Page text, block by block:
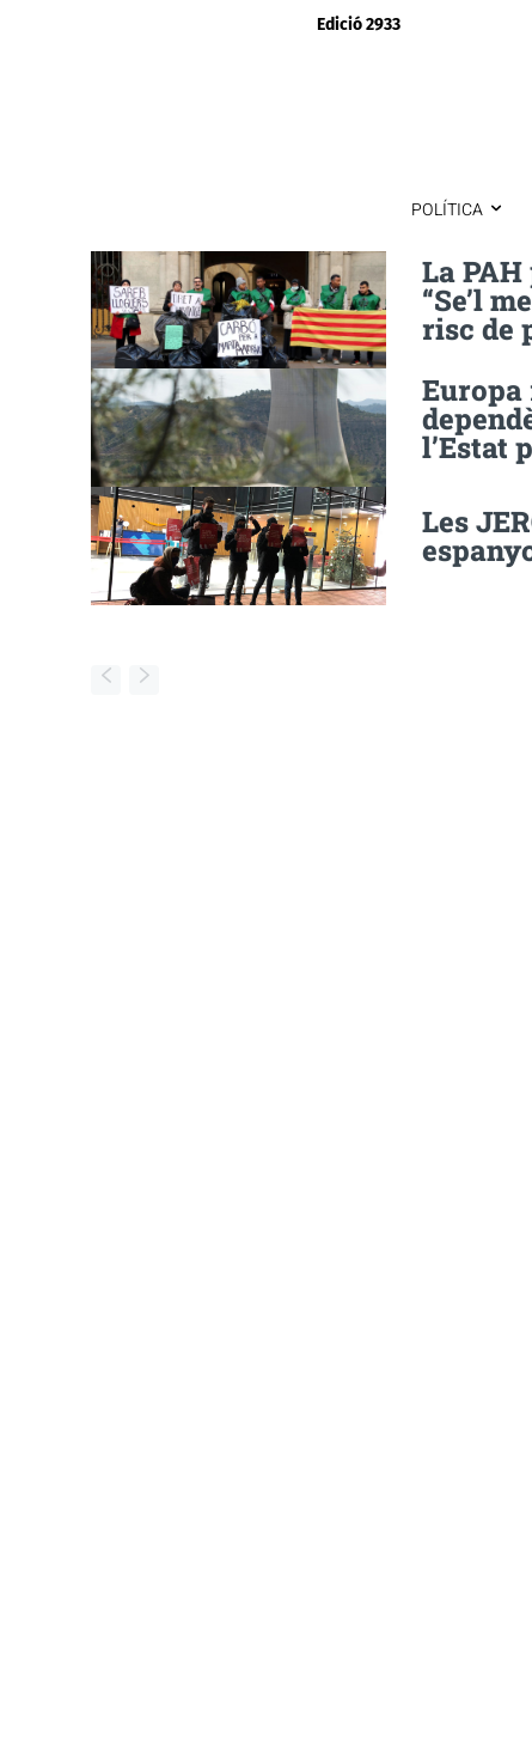
Edició 2933
POLÍTICA
La
“Se’l
risc de
Europa
l’Estat
Les